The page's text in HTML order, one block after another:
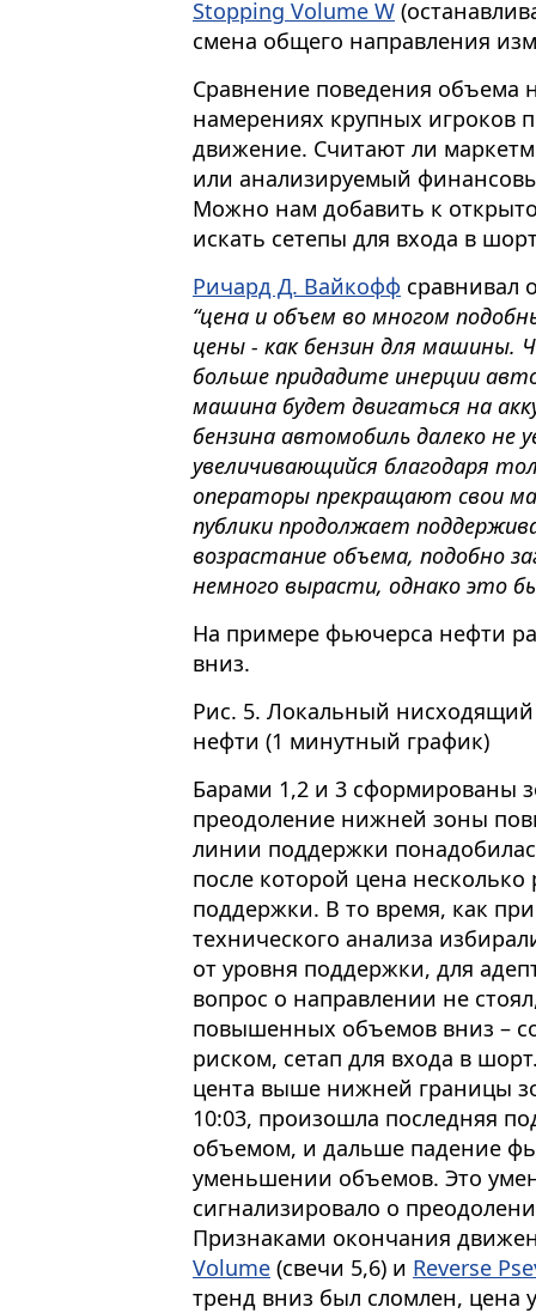
Stopping Volume W
смена общего направления
Сравнение поведения объема
намерениях крупных игроков
движение. Считают ли
или анализируемый
Можно нам добавить к
искать сетепы для входа в
Ричард Д. Вайкофф сравнивал
“цена и объем во многом
цены - как бензин для машины.
больше придадите инерции
машина будет двигаться на
бензина автомобиль далеко
увеличивающийся благодаря
операторы прекращают свои
публики продолжает
возрастание объема, подобно
немного вырасти, однако это
На примере фьючерса нефти
вниз.
Рис. 5. Локальный
нефти (1 минутный график)
Барами 1,2 и 3
преодоление нижней зоны
линии поддержки
после которой цена
поддержки. В то время, как
технического анализа
от уровня поддержки, для
вопрос о направлении не
повышенных объемов вниз –
риском, сетап для входа в
цента выше нижней границы
10:03, произошла последняя
объемом, и дальше падение
уменьшении объемов. Это
сигнализировало о
Признаками окончания
Volume (свечи 5,6) и Reverse
тренд вниз был сломлен, цена